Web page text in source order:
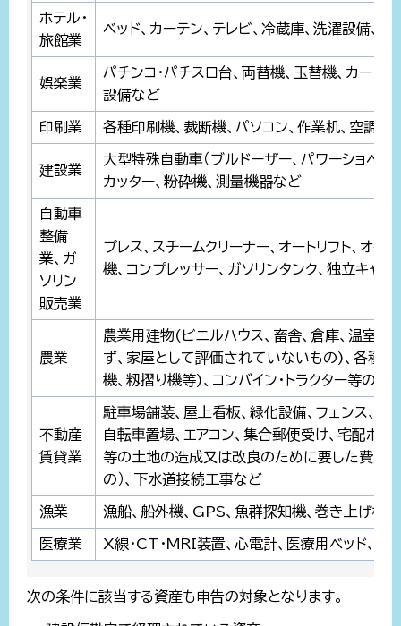
ホテル・
旅館業
ベッド、カーテン、テレビ、冷蔵庫、洗濯設備、
娯楽業
パチンコ・パチスロ台、両替機、玉替機、カード
設備など
印刷業 各種印刷機、裁断機、パソコン、作業机、空調設
建設業
大型特殊自動車（ブルドーザー、パワーショベル、
カッター、粉砕機、測量機器など
自動車
整備
業、ガ
ソリン
販売業
プレス、スチームクリーナー、オートリフト、オイ
機、コンプレッサー、ガソリンタンク、独立キャノ
農業
農業用建物(ビニルハウス、畜舎、倉庫、温室、
ず、家屋として評価されていないもの)、各種農
機、籾摺り機等)、コンバイン・トラクター等の
不動産
賃貸業
駐車場舗装、屋上看板、緑化設備、フェンス、側
自転車置場、エアコン、集合郵便受け、宅配ボ
等の土地の造成又は改良のために要した費用
の）、下水道接続工事など
漁業 漁船、船外機、GPS、魚群探知機、巻き上げ機
医療業 X線・CT・MRI装置、心電計、医療用ベッド、手
次の条件に該当する資産も申告の対象となります。